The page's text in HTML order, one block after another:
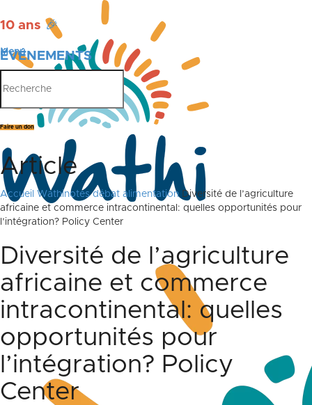
10 ans 🎉
ÉVÉNEMENTS
PUBLICATIONS
Menu
Faire un don
Article
Accueil Wathinotes débat alimentation Diversité de l’agriculture
africaine et commerce intracontinental: quelles opportunités pour
l’intégration? Policy Center
Diversité de l’agriculture
africaine et commerce
intracontinental: quelles
opportunités pour
l’intégration? Policy
Center